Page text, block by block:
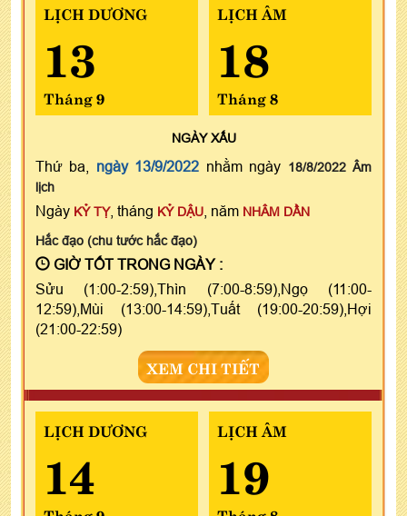
LỊCH DƯƠNG
13
Tháng 9
LỊCH ÂM
18
Tháng 8
NGÀYXẤU
Thứ ba, ngày 13/9/2022 nhằm ngày 18/8/2022 Âm
lịch
Ngày KỶ TỴ, tháng KỶ DẬU , năm NHÂM DẦN
Hắc đạo (chu tước hắc đạo)
GIỜ TỐT TRONG NGÀY :
Sửu (1:00-2:59),Thìn (7:00-8:59),Ngọ (11:00-
12:59),Mùi (13:00-14:59),Tuất (19:00-20:59),Hợi
(21:00-22:59)
XEM CHI TIẾT
LỊCH DƯƠNG
14
LỊCH ÂM
19